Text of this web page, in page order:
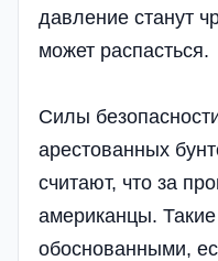
давление станут
может распасться.
Силы
арестованных
считают, что за
американцы.
обоснованными,